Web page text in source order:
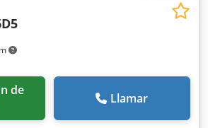
Llamar